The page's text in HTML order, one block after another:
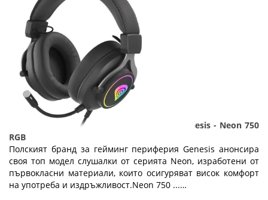
Нови модел геймърски слушалки от Genesis - Neon 750
RGB
Полският бранд за гейминг периферия Genesis анонсира
своя топ модел слушалки от серията Neon, изработени от
първокласни материали, които осигуряват висок комфорт
на употреба и издръжливост.Neon 750 ...…